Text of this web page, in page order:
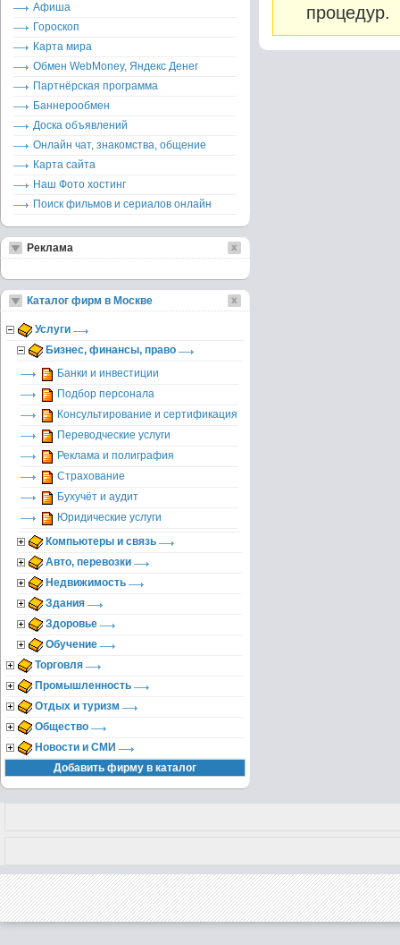
процедур.
Афиша
Гороскоп
Карта мира
Обмен WebMoney, Яндекс Денег
Партнёрская программа
Баннерообмен
Доска объявлений
Онлайн чат, знакомства, общение
Карта сайта
Наш Фото хостинг
Поиск фильмов и сериалов онлайн
Реклама
Каталог фирм в Москве
Услуги
Бизнес, финансы, право
Банки и инвестиции
Подбор персонала
Консультирование и сертификация
Переводческие услуги
Реклама и полиграфия
Страхование
Бухучёт и аудит
Юридические услуги
Компьютеры и связь
Авто, перевозки
Недвижимость
Здания
Здоровье
Обучение
Торговля
Промышленность
Отдых и туризм
Общество
Новости и СМИ